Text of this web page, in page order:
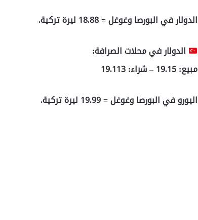
الدولار في البورصا وغوغل = 18.88 ليرة تركية.
الدولار في محلات الصرافة:
مبيع: 19.15 – شراء: 19.113
اليورو في البورصا وغوغل = 19.99 ليرة تركية.